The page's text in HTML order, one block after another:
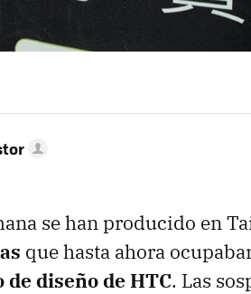
se han producido en
que hasta ahora
diseño de HTC. Las